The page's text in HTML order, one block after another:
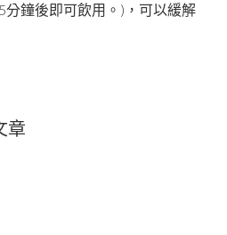
分鐘後即可飲用。)，可以緩解
章